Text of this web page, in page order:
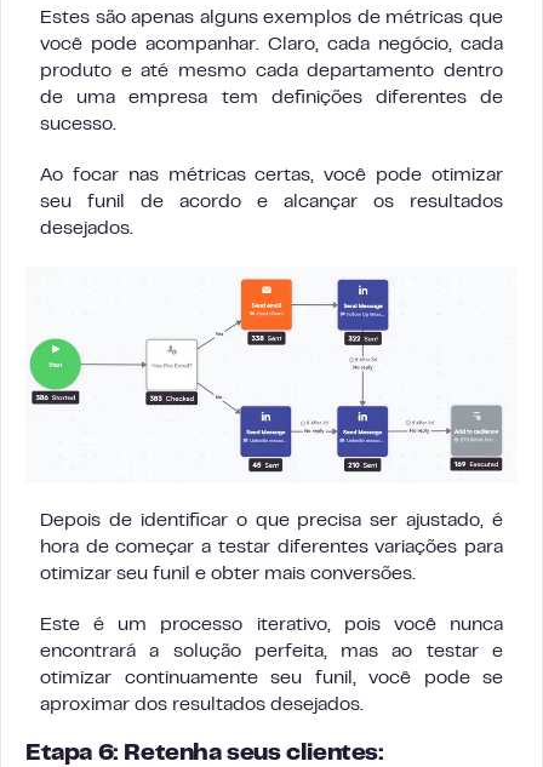
Estes são apenas alguns exemplos de métricas que
você pode acompanhar. Claro, cada negócio, cada
produto e até mesmo cada departamento dentro
de uma empresa tem definições diferentes de
sucesso.
Ao focar nas métricas certas, você pode otimizar
seu funil de acordo e alcançar os resultados
desejados.
Depois de identificar o que precisa ser ajustado, é
hora de começar a testar diferentes variações para
otimizar seu funil e obter mais conversões.
Este é um processo iterativo, pois você nunca
encontrará a solução perfeita, mas ao testar e
otimizar continuamente seu funil, você pode se
aproximar dos resultados desejados.
Etapa 6: Retenha seus clientes: